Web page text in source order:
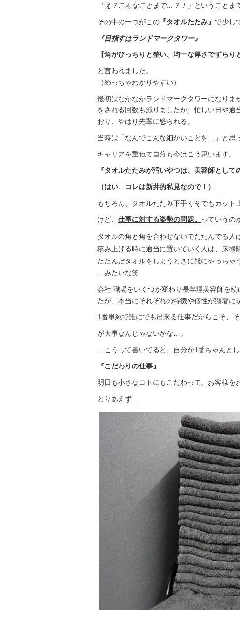
「え？こんなことまで…？！」 ということま
その中の一つがこの 『タオルたたみ』 で少し
『目指すはランドマークタワー』
【角がぴっちりと整い、均一な厚さでずらり
と言われました。
（めっちゃわかりやすい）
最初はなかなかランドマークタワーになり
をされる回数も減りましたが、忙しい日や
おり、やはり先輩に怒られる。
当時は「なんでこんな細かいことを…」と思
キャリアを重ねて自分も今はこう思います。
『タオルたたみが汚いやつは、美容師として
（はい、コレは新井的私見なので！）
もちろん、タオルたたみ下手くそでもカット
けど、 仕事に対する姿勢の問題。 っていうの
タオルの角と角を合わせないでたたんでる人
積み上げる時に適当に置いていく人は、床掃
たたんだタオルをしまうときに雑にやっちゃ
…みたいな笑
会社 職場をいくつか変わり長年理美容師を
たが、本当にそれぞれの特徴や個性が顕著に
1番単純で誰にでも出来る仕事だからこそ、
が大事なんじゃないかな…。
…こうして書いてると、自分が1番ちゃんと
『こだわりの仕事』
明日も小さなコトにもこだわって、お客様を
とりあえず…